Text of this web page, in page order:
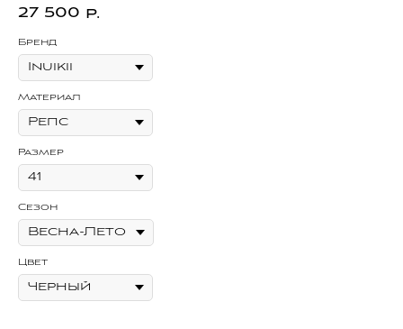
27 500 р.
Бренд
Материал
Размер
Сезон
Цвет